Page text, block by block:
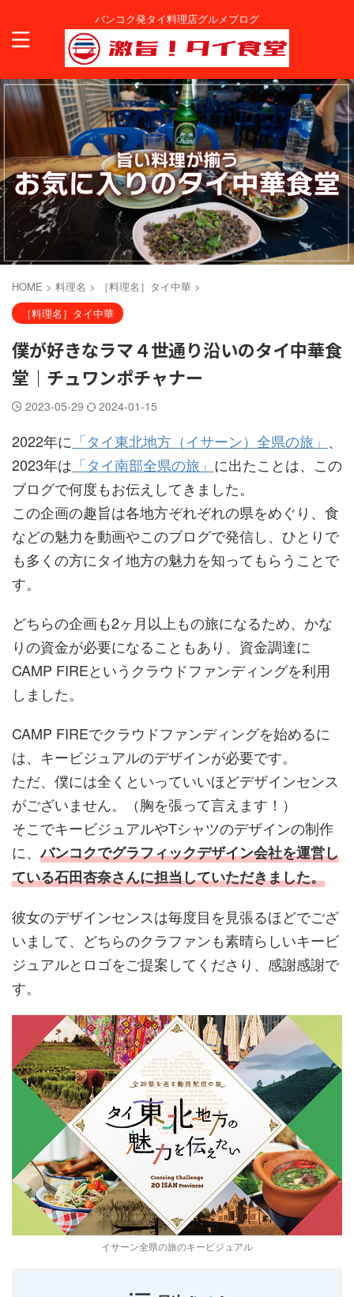
バンコク発タイ料理店グルメブログ
HOME > 料理名 > ［料理名］タイ中華 >
［料理名］タイ中華
僕が好きなラマ４世通り沿いのタイ中華食
堂｜チュワンポチャナー
2023-05-29 2024-01-15
2022年に 「タイ東北地方（イサーン）全県の旅」 、
2023年は 「タイ南部全県の旅」 に出たことは、この
ブログで何度もお伝えしてきました。
この企画の趣旨は各地方ぞれぞれの県をめぐり、食
などの魅力を動画やこのブログで発信し、ひとりで
も多くの方にタイ地方の魅力を知ってもらうことで
す。
どちらの企画も2ヶ月以上もの旅になるため、かな
りの資金が必要になることもあり、資金調達に
CAMP FIREというクラウドファンディングを利用
しました。
CAMP FIREでクラウドファンディングを始めるに
は、キービジュアルのデザインが必要です。
ただ、僕には全くといっていいほどデザインセンス
がございません。（胸を張って言えます！）
そこでキービジュアルやTシャツのデザインの制作
に、バンコクでグラフィックデザイン会社を運営し
ている石田杏奈さんに担当していただきました。
彼女のデザインセンスは毎度目を見張るほどでござ
いまして、どちらのクラファンも素晴らしいキービ
ジュアルとロゴをご提案してくださり、感謝感謝で
す。
イサーン全県の旅のキービジュアル